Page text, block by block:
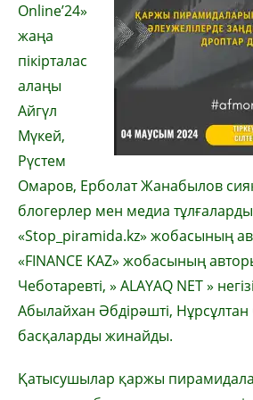
Online’24»
жаңа
пікірталас
алаңы
Айгүл
Мүкей,
Рүстем
Омаров, Ерболат Жанабылов
блогерлер мен медиа
«Stop_piramida.kz» жобасының
«FINANCE KAZ» жобасының
Чеботаревті, » ALAYAQ NЕТ »
Абылайхан Әбдірәшті,
басқаларды жинайды.
Қатысушылар қаржы